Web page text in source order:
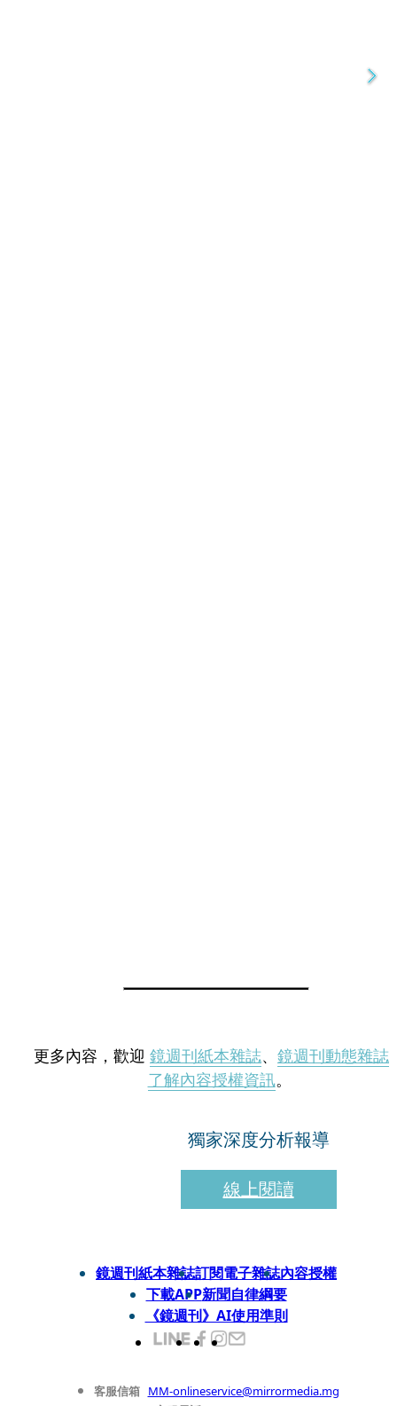
更多內容，歡迎 鏡週刊紙本雜誌、 鏡週刊動態雜誌
了解內容授權資訊。
獨家深度分析報導
線上閱讀
鏡週刊紙本雜誌訂閱電子雜誌內容授權
下載APP新聞自律綱要
《鏡週刊》AI使用準則
客服信箱 MM-onlineservice@mirrormedia.mg